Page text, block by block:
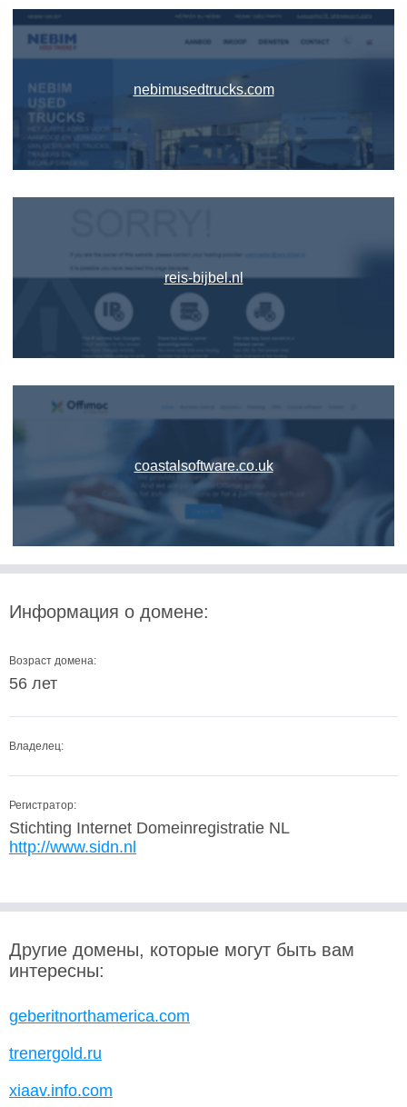
nebimusedtrucks.com
reis-bijbel.nl
coastalsoftware.co.uk
Информация о домене:
Возраст домена:
56 лет
Владелец:
Регистратор:
Stichting Internet Domeinregistratie NL
http://www.sidn.nl
Другие домены, которые могут быть вам
интересны:
geberitnorthamerica.com
trenergold.ru
xiaav.info.com